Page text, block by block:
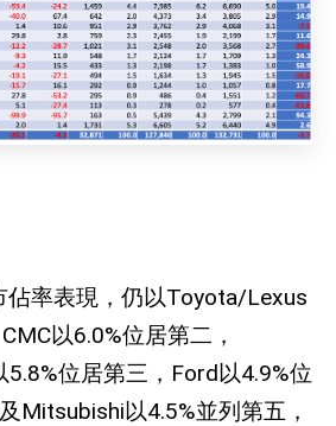
率表現，仍以Toyota/Lexus
CMC以6.0%位居第二，
5.8%位居第三， Ford以4.9%位
及 Mitsubishi以4.5%並列第五，